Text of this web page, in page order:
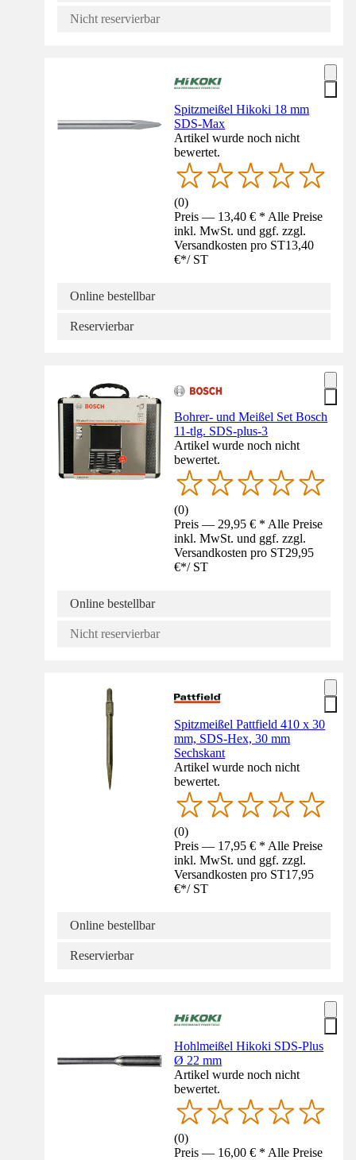
Nicht reservierbar
Spitzmeißel Hikoki 18 mm
SDS-Max
Artikel wurde noch nicht
bewertet.
(0)
Preis — 13,40 € * Alle Preise
inkl. MwSt. und ggf. zzgl.
Versandkosten pro ST13,40
€*/ ST
Online bestellbar
Reservierbar
Bohrer- und Meißel Set Bosch
11-tlg. SDS-plus-3
Artikel wurde noch nicht
bewertet.
(0)
Preis — 29,95 € * Alle Preise
inkl. MwSt. und ggf. zzgl.
Versandkosten pro ST29,95
€*/ ST
Online bestellbar
Nicht reservierbar
Spitzmeißel Pattfield 410 x 30
mm, SDS-Hex, 30 mm
Sechskant
Artikel wurde noch nicht
bewertet.
(0)
Preis — 17,95 € * Alle Preise
inkl. MwSt. und ggf. zzgl.
Versandkosten pro ST17,95
€*/ ST
Online bestellbar
Reservierbar
Hohlmeißel Hikoki SDS-Plus
Ø 22 mm
Artikel wurde noch nicht
bewertet.
(0)
Preis — 16,00 € * Alle Preise